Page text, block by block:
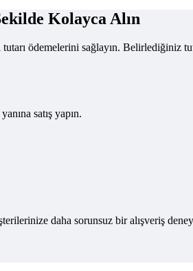
Kolayca Alın
ödemelerini sağlayın. Belirlediğiniz
satış yapın.
daha sorunsuz bir alışveriş